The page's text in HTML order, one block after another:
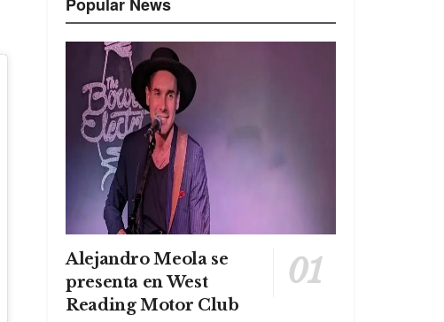
Alejandro Meola se
presenta en West
Reading Motor Club